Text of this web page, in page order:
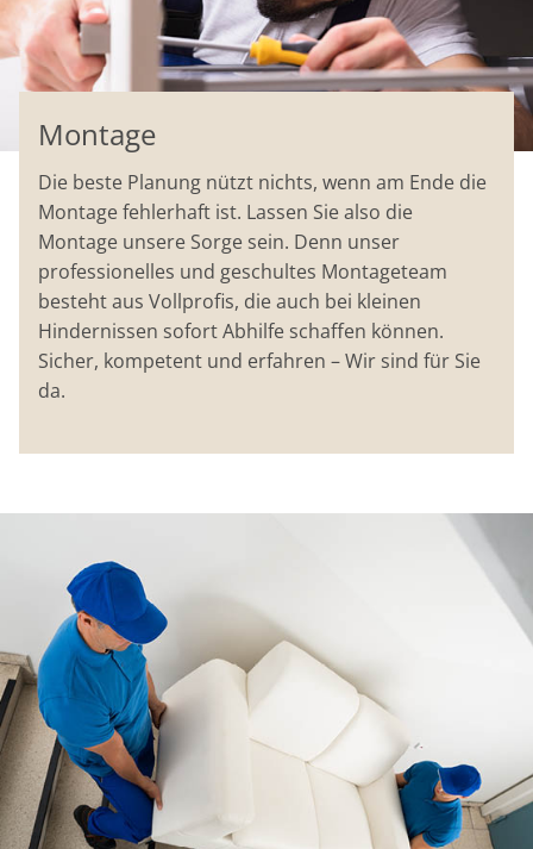
Montage
Die beste Planung nützt nichts, wenn am Ende die
Montage fehlerhaft ist. Lassen Sie also die
Montage unsere Sorge sein. Denn unser
professionelles und geschultes Montageteam
besteht aus Vollprofis, die auch bei kleinen
Hindernissen sofort Abhilfe schaffen können.
Sicher, kompetent und erfahren – Wir sind für Sie
da.